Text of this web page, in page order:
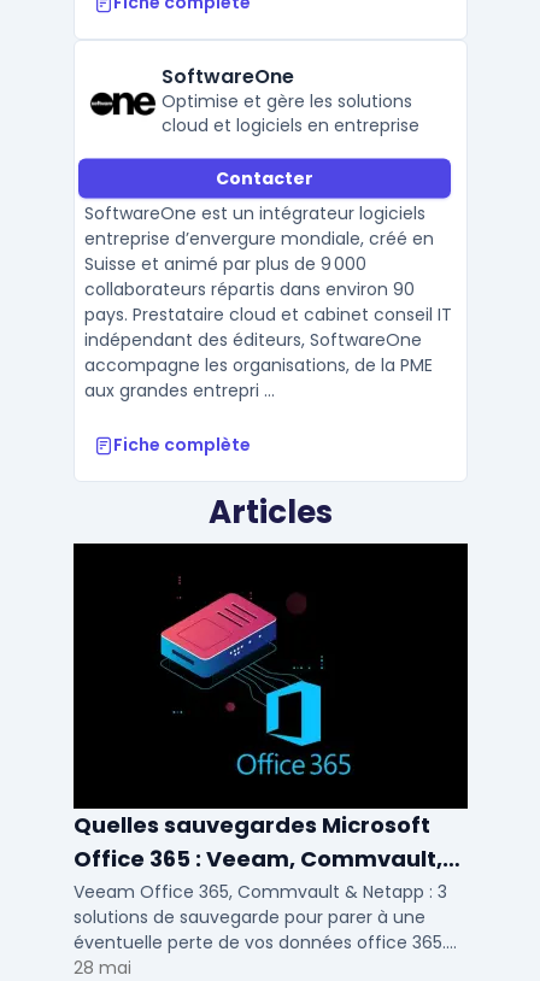
SoftwareOne
Optimise et gère les solutions
cloud et logiciels en entreprise
Contacter
SoftwareOne est un intégrateur logiciels
entreprise d’envergure mondiale, créé en
Suisse et animé par plus de 9 000
collaborateurs répartis dans environ 90
pays. Prestataire cloud et cabinet conseil IT
indépendant des éditeurs, SoftwareOne
accompagne les organisations, de la PME
aux grandes entrepri ...
Fiche complète
Articles
Quelles sauvegardes Microsoft
Office 365 : Veeam, Commvault,
Netapp
Veeam Office 365, Commvault & Netapp : 3
solutions de sauvegarde pour parer à une
éventuelle perte de vos données office 365.
Voici notre ...
28 mai